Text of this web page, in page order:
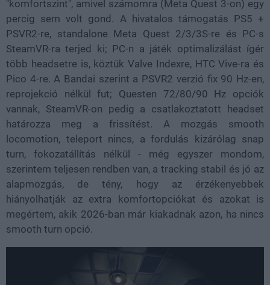
"komfortszint", amivel számomra (Meta Quest 3-on) egy
percig sem volt gond. A hivatalos támogatás PS5 +
PSVR2-re, standalone Meta Quest 2/3/3S-re és PC-s
SteamVR-ra terjed ki; PC-n a játék optimalizálást ígér
több headsetre is, köztük Valve Indexre, HTC Vive-ra és
Pico 4-re. A Bandai szerint a PSVR2 verzió fix 90 Hz-en,
reprojekció nélkül fut; Questen 72/80/90 Hz opciók
vannak, SteamVR-on pedig a csatlakoztatott headset
határozza meg a frissítést. A mozgás smooth
locomotion, teleport nincs, a fordulás kizárólag snap
turn, fokozatállítás nélkül - még egyszer mondom,
szerintem teljesen rendben van, a tracking stabil és jó az
alapmozgás, de tény, hogy az érzékenyebbek
hiányolhatják az extra komfortopciókat és azokat is
megértem, akik 2026-ban már kiakadnak azon, ha nincs
smooth turn opció.